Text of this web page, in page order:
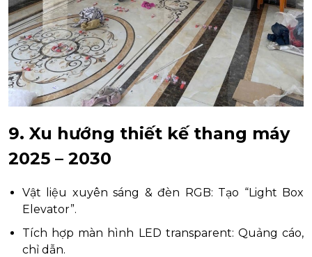
9. Xu hướng thiết kế thang máy
2025 – 2030
Vật liệu xuyên sáng & đèn RGB: Tạo “Light Box
Elevator”.
Tích hợp màn hình LED transparent: Quảng cáo,
chỉ dẫn.